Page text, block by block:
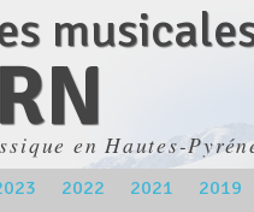
en Hautes-
2022 2021
2019